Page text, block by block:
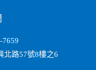
7659
北路57號8樓之6